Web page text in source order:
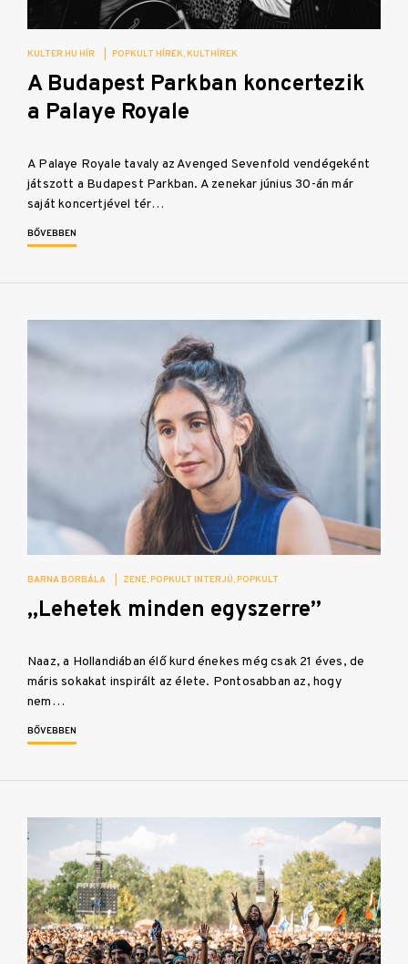
KULTER.HU HÍR POPKULT HÍREK KULTHÍREK
A Budapest Parkban koncertezik
a Palaye Royale
A Palaye Royale tavaly az Avenged Sevenfold vendégeként
játszott a Budapest Parkban. A zenekar június 30-án már
saját koncertjével tér…
BŐVEBBEN
BARNA BORBÁLA ZENE POPKULT INTERJÚ POPKULT
„Lehetek minden egyszerre”
Naaz, a Hollandiában élő kurd énekes még csak 21 éves, de
máris sokakat inspirált az élete. Pontosabban az, hogy
nem…
BŐVEBBEN